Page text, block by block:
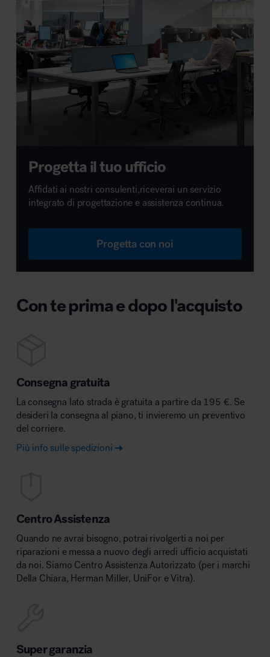
Progetta il tuo ufficio
Affidati ai nostri consulenti,riceverai un servizio
integrato di progettazione e assistenza continua.
Progetta con noi
Con te prima e dopo l'acquisto
Consegna gratuita
La consegna lato strada è gratuita a partire da 195 €. Se
desideri la consegna al piano, ti invieremo un preventivo
del corriere.
Più info sulle spedizioni
Centro Assistenza
Quando ne avrai bisogno, potrai rivolgerti a noi per
riparazioni e messa a nuovo degli arredi ufficio acquistati
da noi. Siamo Centro Assistenza Autorizzato (per i marchi
Della Chiara, Herman Miller, UniFor e Vitra).
Super garanzia